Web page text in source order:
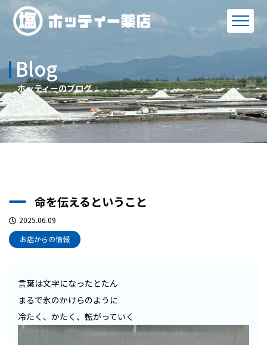
Blog
ホッティーのブログ
命を伝えるということ
2025.06.09
お店からの情報
言葉は文字になったとたん
まるで氷のかけらのように
冷たく、かたく、転がっていく